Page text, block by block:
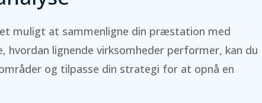
muligt at sammenligne din præstation med
hvordan lignende virksomheder performer, kan du
og tilpasse din strategi for at opnå en